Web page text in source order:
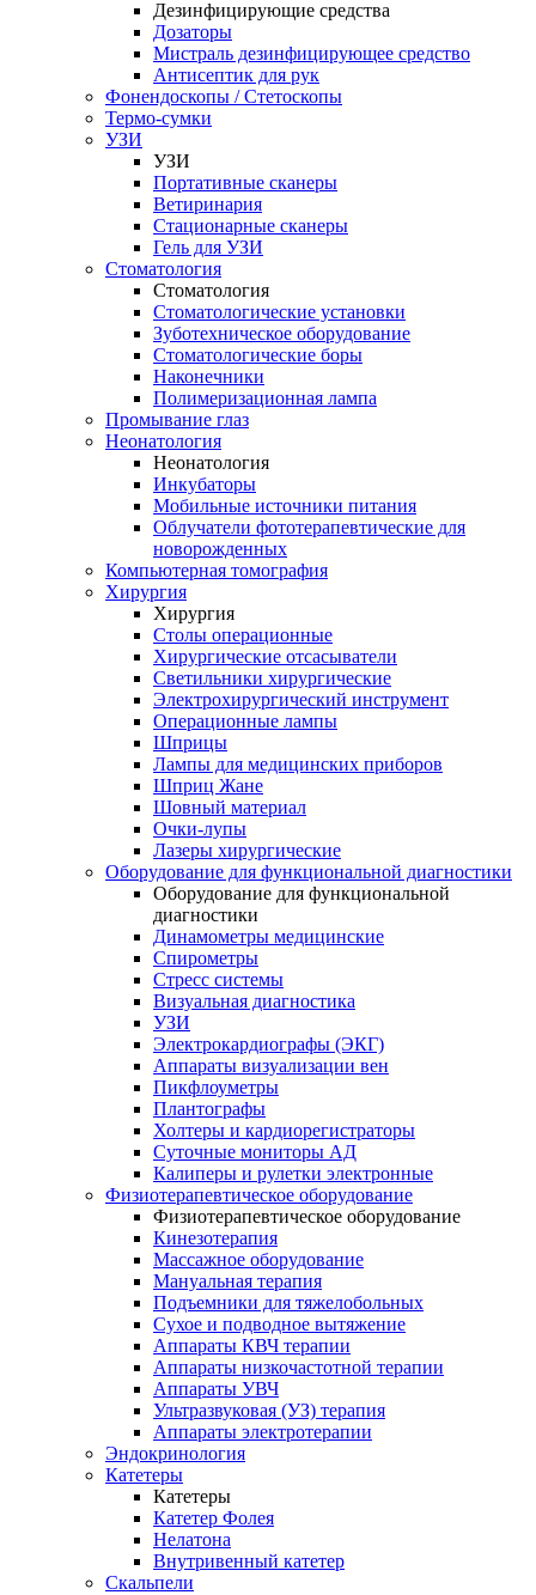
Дезинфицирующие средства
Дозаторы
Мистраль дезинфицирующее средство
Антисептик для рук
Фонендоскопы / Стетоскопы
Термо-сумки
УЗИ
УЗИ
Портативные сканеры
Ветиринария
Стационарные сканеры
Гель для УЗИ
Стоматология
Стоматология
Стоматологические установки
Зуботехническое оборудование
Стоматологические боры
Наконечники
Полимеризационная лампа
Промывание глаз
Неонатология
Неонатология
Инкубаторы
Мобильные источники питания
Облучатели фототерапевтические для
новорожденных
Компьютерная томография
Хирургия
Хирургия
Столы операционные
Хирургические отсасыватели
Светильники хирургические
Электрохирургический инструмент
Операционные лампы
Шприцы
Лампы для медицинских приборов
Шприц Жане
Шовный материал
Очки-лупы
Лазеры хирургические
Оборудование для функциональной диагностики
Оборудование для функциональной
диагностики
Динамометры медицинские
Спирометры
Стресс системы
Визуальная диагностика
УЗИ
Электрокардиографы (ЭКГ)
Аппараты визуализации вен
Пикфлоуметры
Плантографы
Холтеры и кардиорегистраторы
Суточные мониторы АД
Калиперы и рулетки электронные
Физиотерапевтическое оборудование
Физиотерапевтическое оборудование
Кинезотерапия
Массажное оборудование
Мануальная терапия
Подъемники для тяжелобольных
Сухое и подводное вытяжение
Аппараты КВЧ терапии
Аппараты низкочастотной терапии
Аппараты УВЧ
Ультразвуковая (УЗ) терапия
Аппараты электротерапии
Эндокринология
Катетеры
Катетеры
Катетер Фолея
Нелатона
Внутривенный катетер
Скальпели